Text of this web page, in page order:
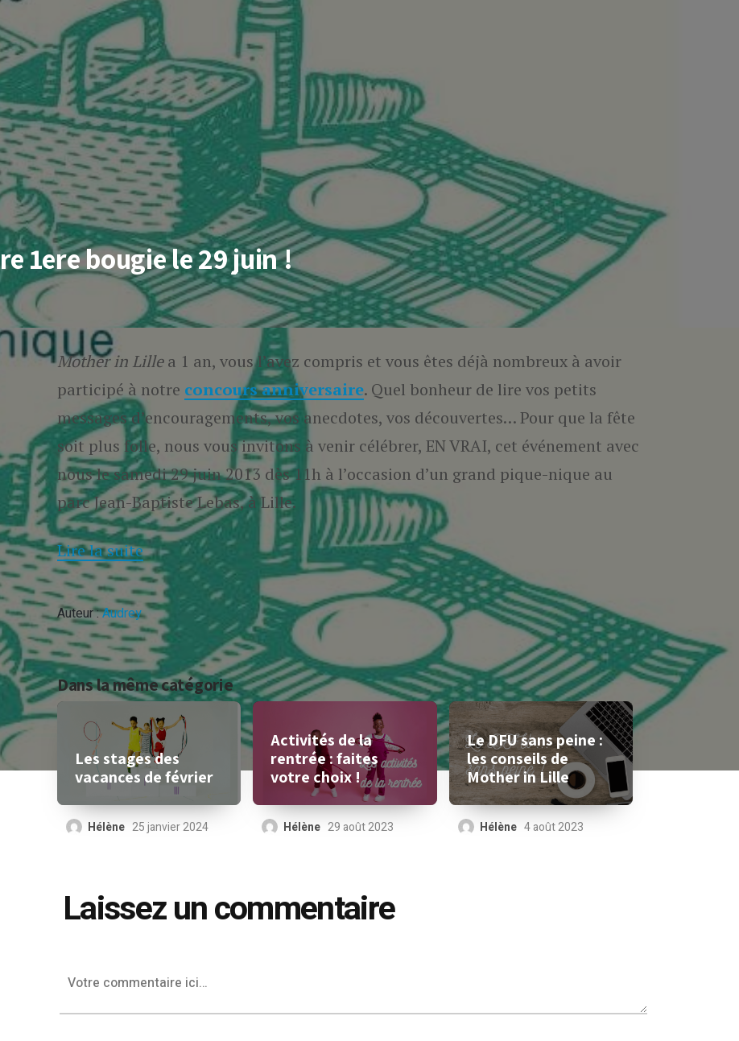
1ere bougie le 29 juin !
Venez souffler notre 1ere bougie le 29 juin !
Mother in Lillea 1 an, vous l’avez compris et vous êtes déjà nombreux à avoir
participé à notre concours anniversaire. Quel bonheur de lire vos petits
messages d’encouragements, vos anecdotes, vos découvertes… Pour que la fête
soit plus folle, nous vous invitons à venir célébrer, EN VRAI, cet événement avec
nous le samedi 29 juin 2013 dès 11h à l’occasion d’un grand pique-nique au
parc Jean-Baptiste Lebas, à Lille.
Lire la suite
Auteur :Audrey
Dans la même catégorie
Les stages des
vacances de février
Hélène 25 janvier 2024
Activités de la
rentrée : faites
votre choix !
Hélène 29 août 2023
Le DFU sans peine :
les conseils de
Mother in Lille
Hélène 4 août 2023
Laissez un commentaire